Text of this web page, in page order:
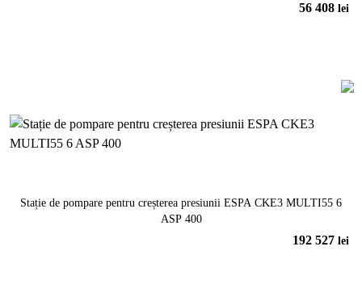
56 408 lei
Stație de pompare pentru creșterea presiunii ESPA CKE3 MULTI55 6
ASP 400
192 527 lei